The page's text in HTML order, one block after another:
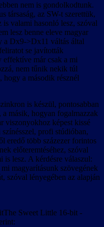
nem is gondolkodtunk.
társaság, az SW-t szerettük,
is valami hasonló lesz, szóval
lesz benne eleve magyar
a Dx9->Dx11 váltás által
se javították
effektíve már csak a mi
nem tűnik nekik túl
hogy a második résznél
is készül, pontosabban
másik, hogyan fogalmazzak
viszonyokhoz képest kissé
profi stúdióban,
eredő több százezer forintos
előteremtéséhez, szóval
is lesz. A kérdésre válaszul:
magyarításunk szövegének
szóval lényegében az alapján
The Sweet Little 16-bit -